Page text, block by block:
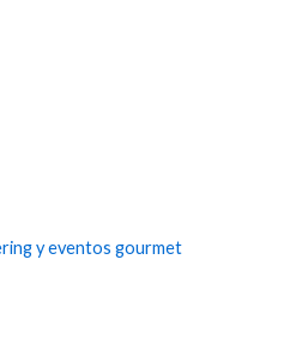
y eventos gourmet